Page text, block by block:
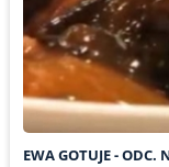
EWA GOTUJE - ODC.